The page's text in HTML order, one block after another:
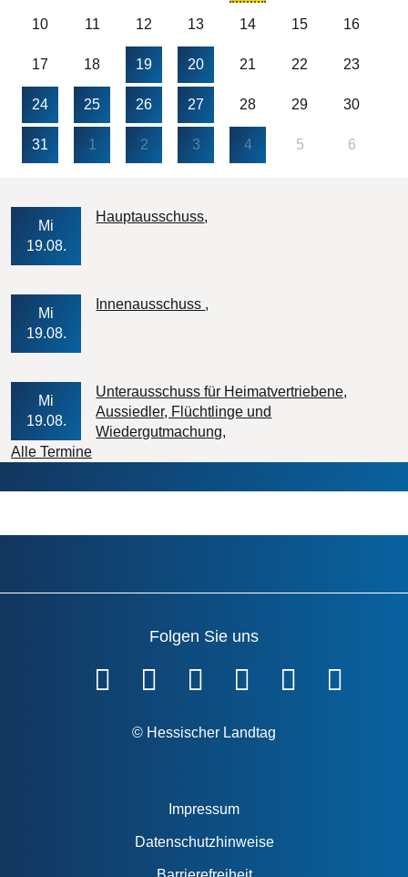
10 11 12 13 14 15 16
17 18 19 20 21 22 23
24 25 26 27 28 29 30
31 1 2 3 4 5 6
Mi
19.08.
Hauptausschuss
Mi
19.08.
Innenausschuss
Mi
19.08.
Unterausschuss für Heimatvertriebene,
Aussiedler, Flüchtlinge und
Wiedergutmachung
Alle Termine
Folgen Sie uns
© Hessischer Landtag
Impressum
Datenschutzhinweise